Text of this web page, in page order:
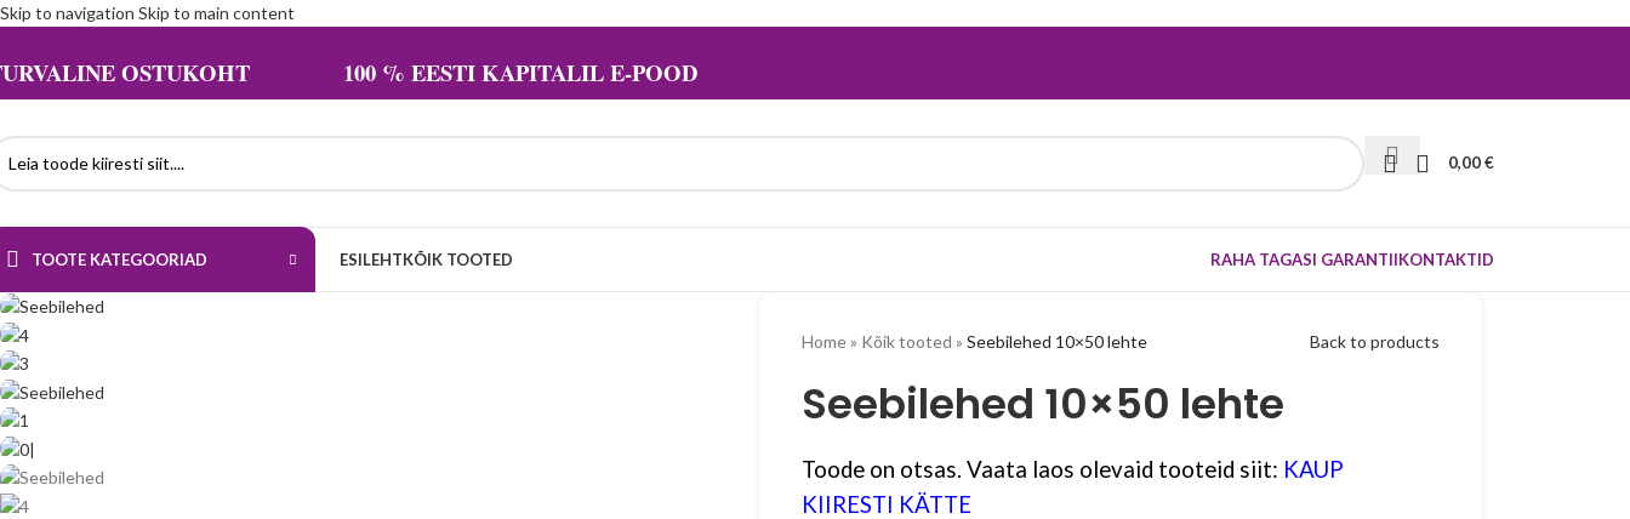
Skip to navigation Skip to main content
OSTUKOHT 100 % EESTI KAPITALIL E-POOD
0,00€
TOOTE KATEGOORIAD ESILEHTKÕIK TOOTED RAHA TAGASI GARANTIIKONTAKTID
Home» Kõik tooted » Seebilehed 10×50 lehte Back to products
Seebilehed 10×50 lehte
Toode on otsas. Vaata laos olevaid tooteid siit: KAUP
KIIRESTI KÄTTE